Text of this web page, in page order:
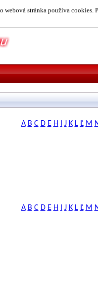
webová stránka používa cookies.
A B C D E H J K L Ľ M
A B C D E H J K L Ľ M